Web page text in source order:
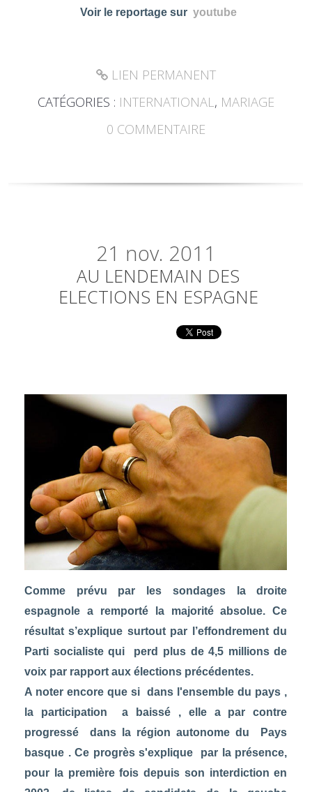
Voir le reportage suryoutube
LIEN PERMANENT
CATÉGORIES : INTERNATIONAL, MARIAGE
0 COMMENTAIRE
21 nov. 2011
AU LENDEMAIN DES
ELECTIONS EN ESPAGNE
Comme prévu par les sondages la droite
espagnole a remporté la majorité absolue. Ce
résultat s’explique surtout par l’effondrement du
Parti socialiste qui perd plus de 4,5 millions de
voix par rapport aux élections précédentes.
A noter encore que si dans l'ensemble du pays ,
la participation a baissé , elle a par contre
progressé dans la région autonome du Pays
basque . Ce progrès s'explique par la présence,
pour la première fois depuis son interdiction en